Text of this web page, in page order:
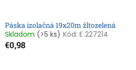
Páska izolačná 19x20m žltozelená
Skladom (>5 ks) Kód: E 227214
€0,98